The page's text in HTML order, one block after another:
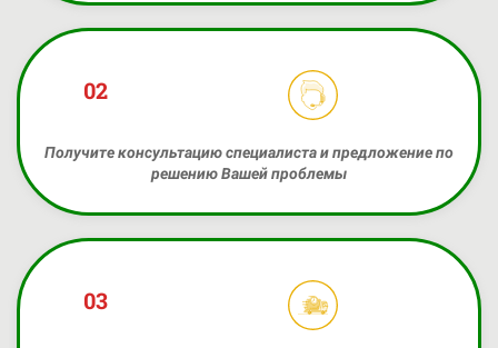
02
Получите консультацию специалиста и предложение по
решению Вашей проблемы
03